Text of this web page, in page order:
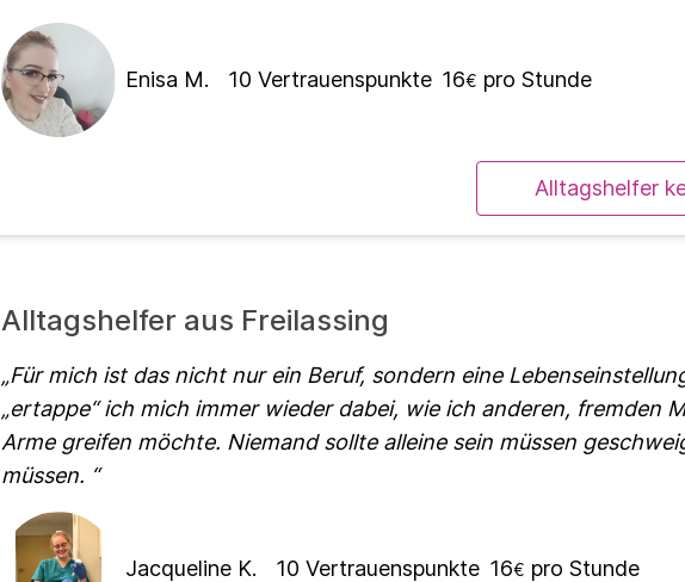
Enisa M. 10 Vertrauenspunkte 16€ pro Stunde
Alltagshelfer
Alltagshelfer aus Freilassing
Für mich ist das nicht nur ein Beruf, sondern eine
„ertappe“ ich mich immer wieder dabei, wie ich anderen, fremden
Arme greifen möchte. Niemand sollte alleine sein müssen
müssen.
Jacqueline K. 10 Vertrauenspunkte 16€ pro Stunde